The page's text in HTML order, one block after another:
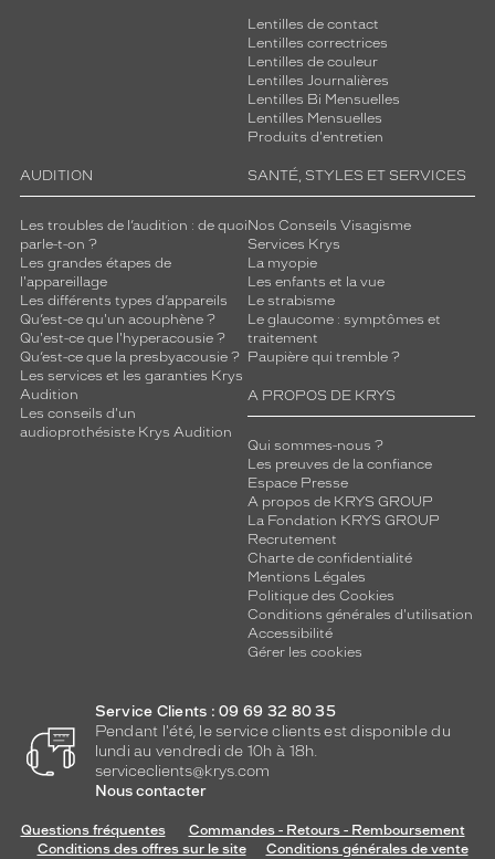
Lentilles de contact
Lentilles correctrices
Lentilles de couleur
Lentilles Journalières
Lentilles Bi Mensuelles
Lentilles Mensuelles
Produits d'entretien
AUDITION
Les troubles de l’audition : de quoi
parle-t-on ?
Les grandes étapes de
l'appareillage
Les différents types d’appareils
Qu’est-ce qu'un acouphène ?
Qu'est-ce que l'hyperacousie ?
Qu’est-ce que la presbyacousie ?
Les services et les garanties Krys
Audition
Les conseils d'un
audioprothésiste Krys Audition
SANTÉ, STYLES ET SERVICES
Nos Conseils Visagisme
Services Krys
La myopie
Les enfants et la vue
Le strabisme
Le glaucome : symptômes et
traitement
Paupière qui tremble ?
A PROPOS DE KRYS
Qui sommes-nous ?
Les preuves de la confiance
Espace Presse
A propos de KRYS GROUP
La Fondation KRYS GROUP
Recrutement
Charte de confidentialité
Mentions Légales
Politique des Cookies
Conditions générales d'utilisation
Accessibilité
Gérer les cookies
Service Clients : 09 69 32 80 35
Pendant l'été, le service clients est disponible du
lundi au vendredi de 10h à 18h.
serviceclients@krys.com
Nous contacter
Questions fréquentes
Commandes - Retours - Remboursement
Conditions des offres sur le site
Conditions générales de vente